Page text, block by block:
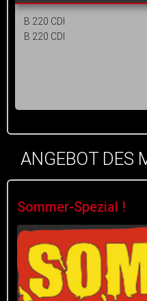
B 220 CDI
B 220 CDI
ANGEBOT DES
Sommer-Spezial !